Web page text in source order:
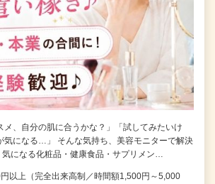
メ、自分の肌に合うかな？」「試してみたいけ
気になる…」 そんな気持ち、美容モニターで解決
気になる化粧品・健康食品・サプリメン…
以上（完全出来高制／時間額1,500円～5,000